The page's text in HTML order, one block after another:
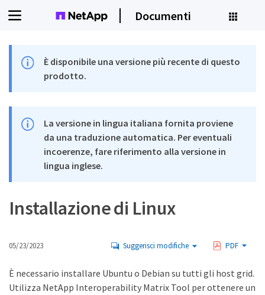
Documenti
È disponibile una versione più recente di questo
prodotto.
La versione in lingua italiana fornita proviene
da una traduzione automatica. Per eventuali
incoerenze, fare riferimento alla versione in
lingua inglese.
Installazione di Linux
05/23/2023 Suggerisci modifiche PDF
È necessario installare Ubuntu o Debian su tutti gli host grid.
Utilizza NetApp Interoperability Matrix Tool per ottenere un